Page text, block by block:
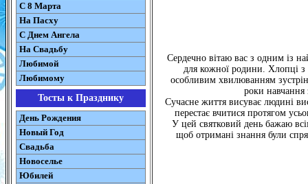
С 8 Марта
На Пасху
C Днем Ангела
На Свадьбу
Любимой
Любимому
Тосты к Празднику
День Рождения
Новый Год
Свадьба
Новоселье
Юбилей
Сердечно вітаю вас з одним із
для кожної родини. Хлопці з
особливим хвилюванням
роки навчання
Сучасне життя висуває людині
перестає вчитися протягом
У цей святковий день бажаю
щоб отримані знання були